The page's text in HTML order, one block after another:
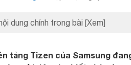
dung chính trong bài [Xem]
tảng Tizen của Samsung